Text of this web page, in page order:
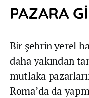
PAZARA
Bir şehrin yerel
daha yakından
mutlaka
Roma’da da